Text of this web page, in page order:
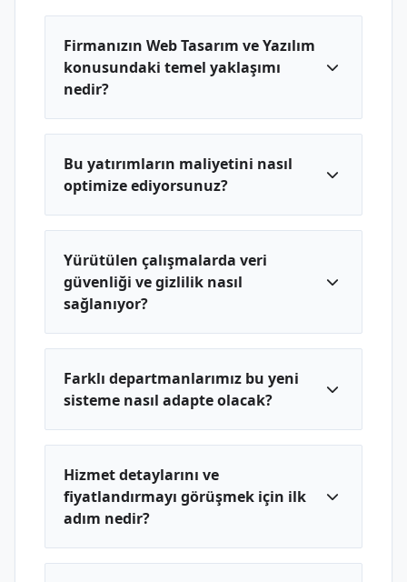
Firmanızın Web Tasarım ve Yazılım
konusundaki temel yaklaşımı
nedir?
Bu yatırımların maliyetini nasıl
optimize ediyorsunuz?
Yürütülen çalışmalarda veri
güvenliği ve gizlilik nasıl
sağlanıyor?
Farklı departmanlarımız bu yeni
sisteme nasıl adapte olacak?
Hizmet detaylarını ve
fiyatlandırmayı görüşmek için ilk
adım nedir?